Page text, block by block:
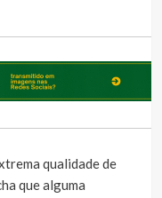
qualidade de
que alguma